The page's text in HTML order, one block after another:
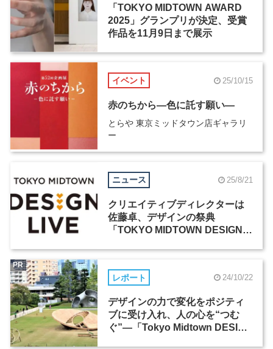
「TOKYO MIDTOWN AWARD
2025」グランプリが決定、受賞
作品を11月9日まで展示
イベント 25/10/15
赤のちから―色に託す願い―
とらや 東京ミッドタウン店ギャラリ
ー
ニュース 25/8/21
クリエイティブディレクターは
佐藤卓、デザインの祭典
「TOKYO MIDTOWN DESIGN
レポート 24/10/22
デザインの力で変化をポジティ
ブに受け入れ、人の心を“つむ
ぐ”―「Tokyo Midtown DESIGN
PR